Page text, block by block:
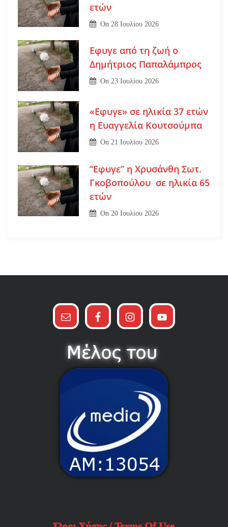
ετών
On 28 Ιουλίου 2026
Εφυγε από τη ζωή ο
Δημήτριος Παπαλάμπρος
On23 Ιουλίου 2026
«Εφυγε» σε ηλικία 37 ετών
η Ευαγγελία Κουτσούμπα
On21 Ιουλίου 2026
“Εφυγε” η Χρυσάνθη Σωτ.
Γκοβοπούλου σε ηλικία 65
ετών
On 20 Ιουλίου 2026